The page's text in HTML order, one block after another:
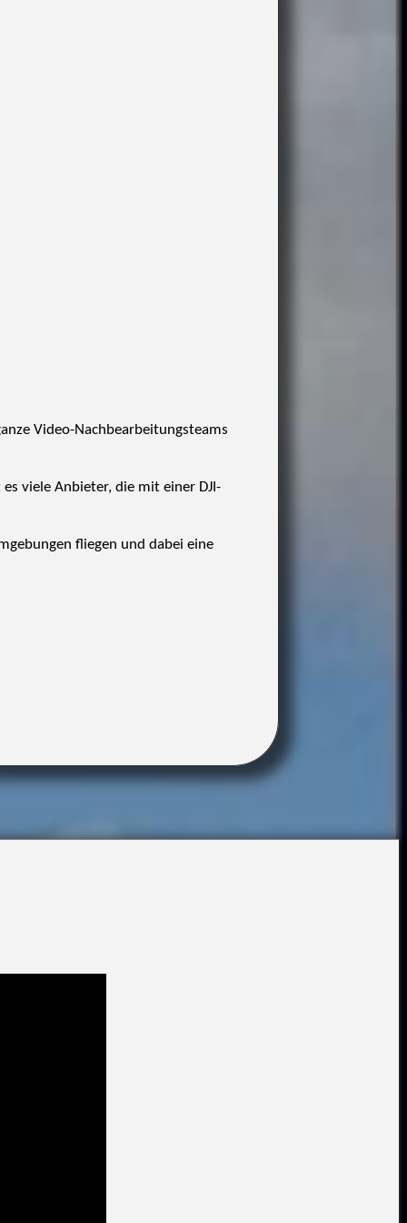
Video-Nachbearbeitungsteams
viele Anbieter, die mit einer DJI-
fliegen und dabei eine